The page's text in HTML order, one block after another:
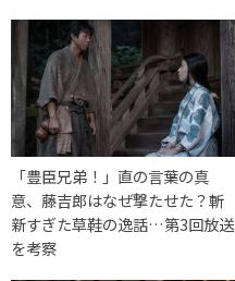
「豊臣兄弟！」直の言葉の真
意、藤吉郎はなぜ撃たせた？斬
新すぎた草鞋の逸話…第3回放送
を考察